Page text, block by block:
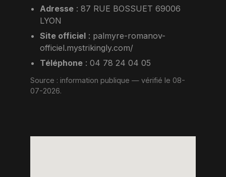
Adresse :87 RUE BOSSUET 69006
LYON
Site officiel : palmyre-romanov-
officiel.mystrikingly.com/
Téléphone : 04 78 24 04 05
Source : information publique — vérifié le 08-
07-2026.